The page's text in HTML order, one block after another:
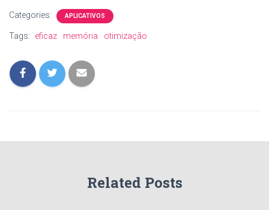
Categories: APLICATIVOS
Tags: eficaz memória otimização
Related Posts